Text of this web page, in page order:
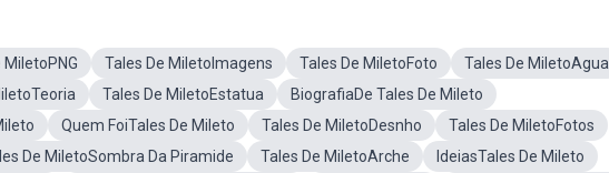
MiletoPNG Tales De MiletoImagens Tales De MiletoFoto
Tales De MiletoAgua
Tales De MiletoEstatua
BiografiaDe Tales De Mileto
Quem FoiTales De Mileto Tales De MiletoDesnho
Tales De MiletoFotos
De MiletoSombra Da Piramide Tales De MiletoArche
IdeiasTales De Mileto